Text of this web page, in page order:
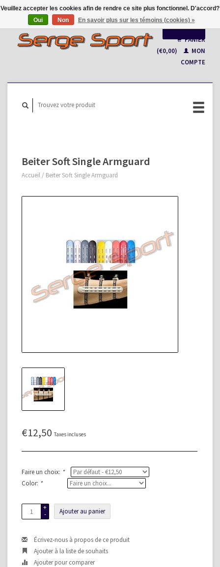
Français
Nederlands
PANIER
(€0,00)
MON
COMPTE
Beiter Soft Single Armguard
Accueil / Beiter Soft Single Armguard
€12,50 Taxes incluses
Faire un choix: *
Color: *
+
-
Ajouter au panier
Écrivez-nous à propos de ce produit
Ajouter à la liste de souhaits
Ajouter pour comparer
Veuillez accepter les cookies afin de rendre ce site plus fonctionnel. D'accord?
Oui
Non En savoir plus sur les témoins (cookies) »